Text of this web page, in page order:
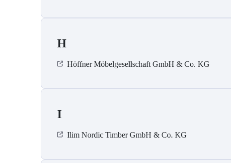
H
Höffner Möbelgesellschaft GmbH & Co. KG
I
Ilim Nordic Timber GmbH & Co. KG